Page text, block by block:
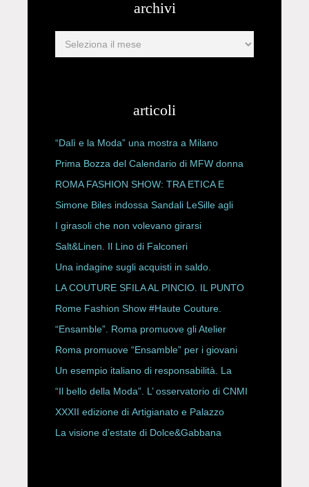
archivi
articoli
“Dalì e la Moda” una mostra a Milano
Prima Bozza del Calendario di MFW donna
P/E 2027
ROMA FASHION SHOW: TRA ETICA E
HAUTE COUTURE
Simone Biles indossa Sandali LeSille agli
ESPY Awards 2026
I girasoli che non volevano girarsi
Salt&Linen. Il Lino di Falconeri
Una indagine sugli acquisti in saldo.
LA COUTURE SFILA AL PINCIO. IL PUNTO
CON ALESSANDRO ONORATO E
ROBERTA ANGELILLI
Rome Fashion Show #Haute Couture.
“Ensamble”. Roma promuove gli Atelier
Storici
Roma promuove “Ensamble” per i giovani
Un esempio italiano di responsabilità. La
Rete Slow Fiber
“Il bello della Moda”. L’ osservatorio di CNMI
XXXII edizione di Artigianato e Palazzo
La visione d’estate di Dolce&Gabbana